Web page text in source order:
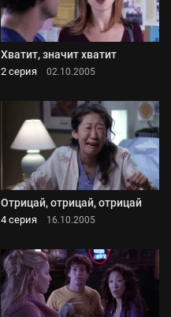
Хватит, значит хватит
2 серия 02.10.2005
Отрицай, отрицай, отрицай
4 серия 16.10.2005